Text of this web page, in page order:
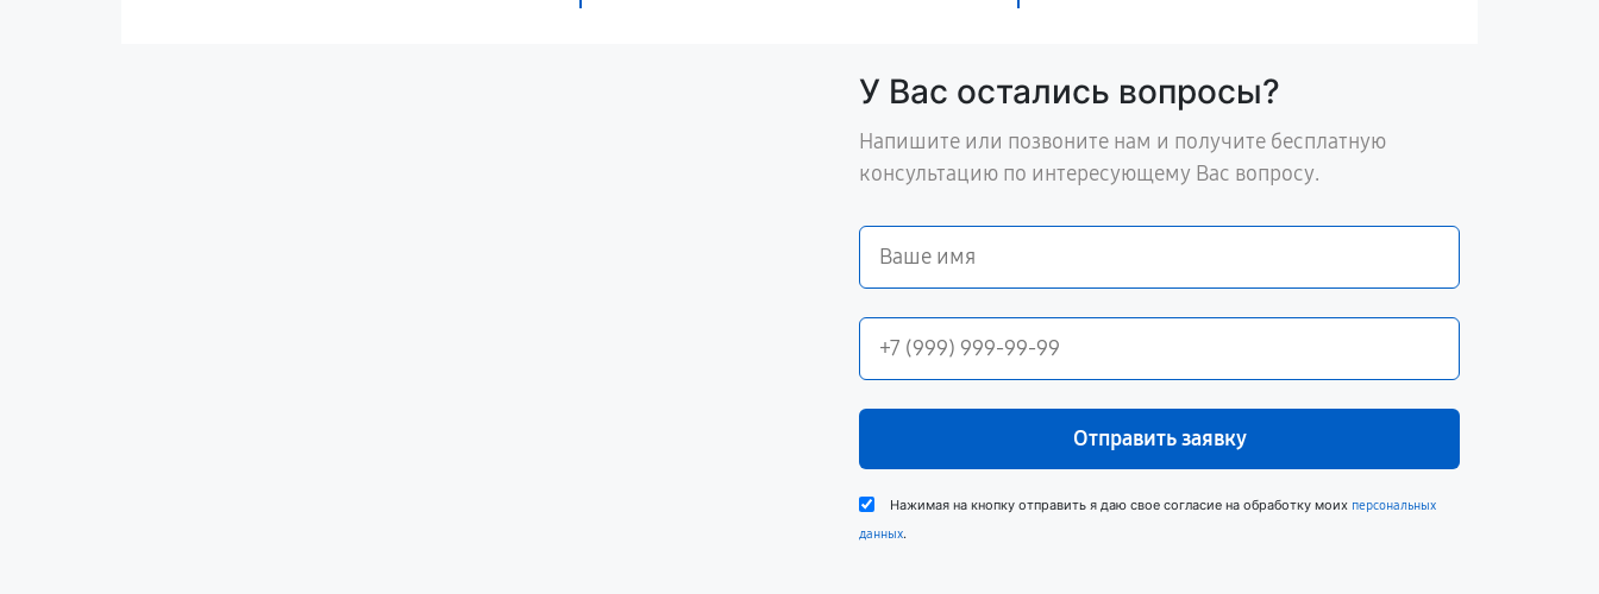
У Вас остались вопросы?
Напишите или позвоните нам и получите бесплатную
консультацию по интересующему Вас вопросу.
Отправить заявку
Нажимая на кнопку отправить я даю свое согласие на обработку моих персональных
данных.